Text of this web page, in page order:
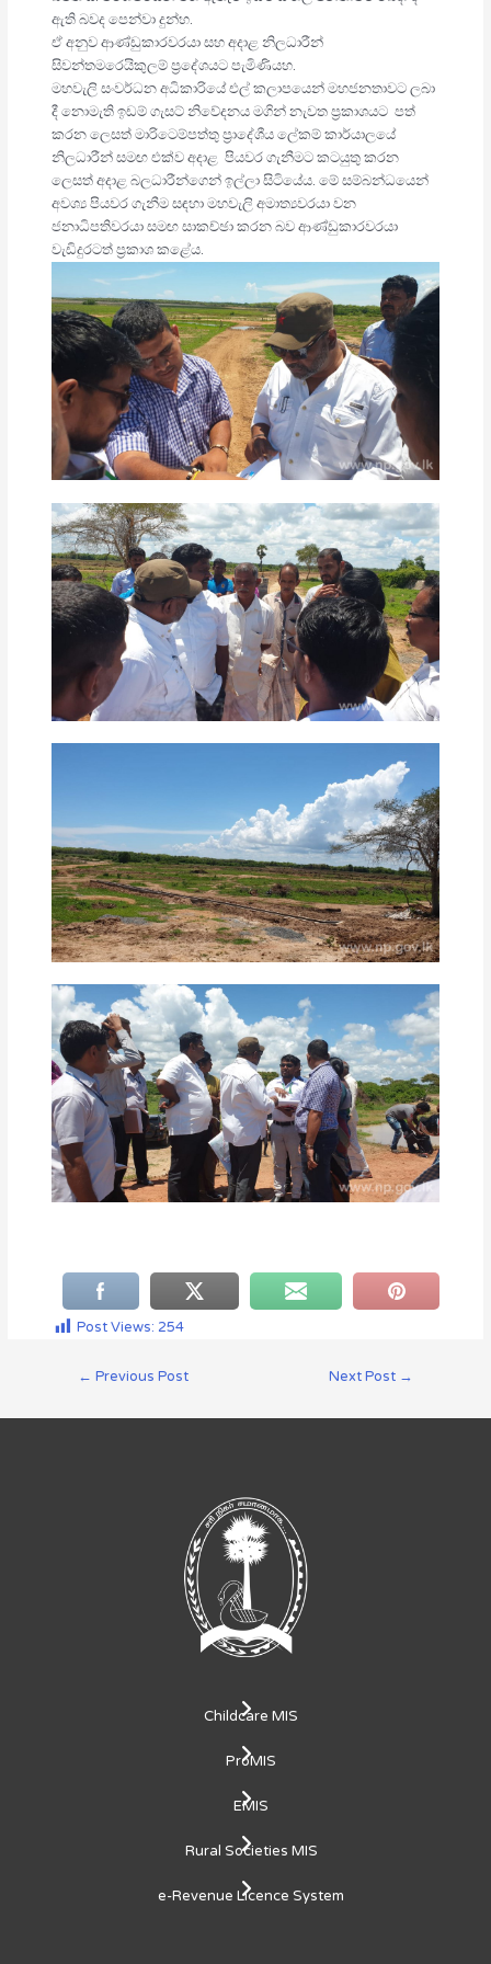
ඇති බවද පෙන්වා දුන්හ.
ඒ අනුව ආණ්ඩුකාරවරයා සහ අදාළ නිලධාරීන්
සිවන්තමරෙයිකුලම් ප්‍රදේශයට පැමිණියහ.
මහවැලි සංවර්ධන අධිකාරියේ එල් කලාපයෙන් මහජනතාවට ලබා
දී නොමැති ඉඩම් ගැසට් නිවේදනය මගින් නැවත ප්‍රකාශයට පත්
කරන ලෙසත් මාරිටෙම්පත්තු ප්‍රාදේශීය ලේකම් කාර්යාලයේ
නිලධාරීන් සමඟ එක්ව අදාළ පියවර ගැනීමට කටයුතු කරන
ලෙසත් අදාළ බලධාරීන්ගෙන් ඉල්ලා සිටියේය. මේ සම්බන්ධයෙන්
අවශ්‍ය පියවර ගැනීම සඳහා මහවැලි අමාත්‍යවරයා වන
ජනාධිපතිවරයා සමඟ සාකච්ඡා කරන බව ආණ්ඩුකාරවරයා
වැඩිදුරටත් ප්‍රකාශ කළේය.
Post Views: 254
← Previous Post Next Post →
Childcare MIS
ProMIS
EMIS
Rural Societies MIS
e-Revenue Licence System